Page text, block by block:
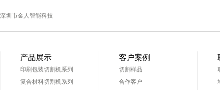
深圳市金人智能科技
产品展示
印刷包装切割机系列
复合材料切割机系列
客户案例
切割样品
合作客户